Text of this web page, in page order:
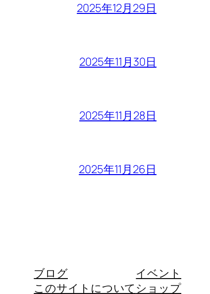
2025年12月29日
2025年11月30日
2025年11月28日
2025年11月26日
ブログ
このサイトについて
イベント
ショップ